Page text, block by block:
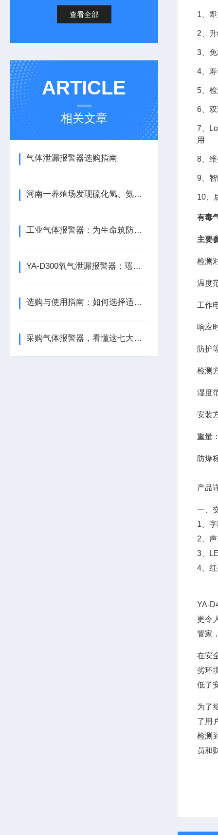
查看全部
ARTICLE
相关文章
气体泄漏报警器选购指南
河南一养殖场发现硫化氢、氨气等有毒气体含量超标
工业气体报警器：为生命筑防线，为生产保安全
YA-D300氧气泄漏报警器：瑶安电子筑牢泄漏防护的工业安全防线
选购与使用指南：如何选择适合的气体泄漏报警器？
采购气体报警器，看懂这七大参数比价格更重要
1、
2、
3、
4、
5、
6、
7、
用
8、
9、
10、
有毒
主要
检测
温度
工作
响应
防护
检测
湿度
安装
重量
防爆
产品
一、
1、
2、
3、
4、
YA-
更令
管家
在安
劣环
低了
为了
了用
检测
员和